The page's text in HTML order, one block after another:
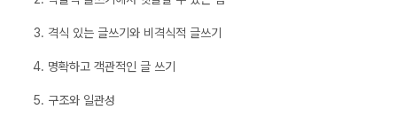
격식 있는 글쓰기와 비격식적 글쓰기
명확하고 객관적인 글 쓰기
구조와 일관성